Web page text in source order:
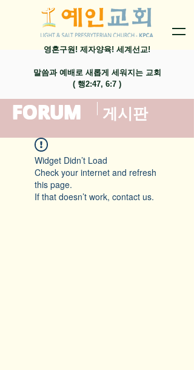
영혼구원! 제자양육! 세계선교!
말씀과 예배로 새롭게 세워지는 교회
​( 행2:47, 6:7 )
FORUM ​게시판
Widget Didn’t Load
Check your internet and refresh
this page.
If that doesn’t work, contact us.